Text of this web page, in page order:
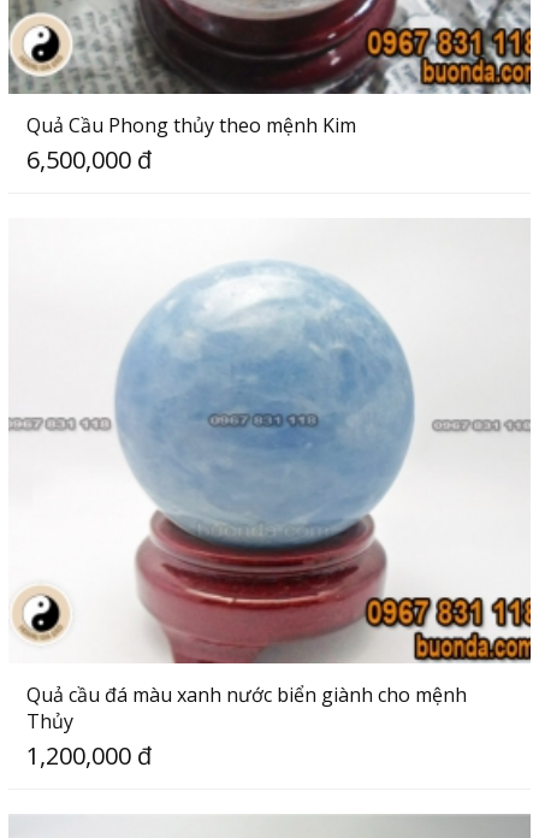
Quả Cầu Phong thủy theo mệnh Kim
6,500,000 đ
Quả cầu đá màu xanh nước biển giành cho mệnh
Thủy
1,200,000 đ